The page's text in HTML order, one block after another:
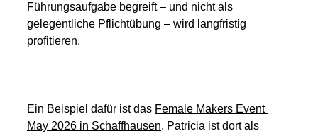
Führungsaufgabe begreift – und nicht als
gelegentliche Pflichtübung – wird langfristig
profitieren.
Ein Beispiel dafür ist das Female Makers Event
May 2026 in Schaffhausen. Patricia ist dort als